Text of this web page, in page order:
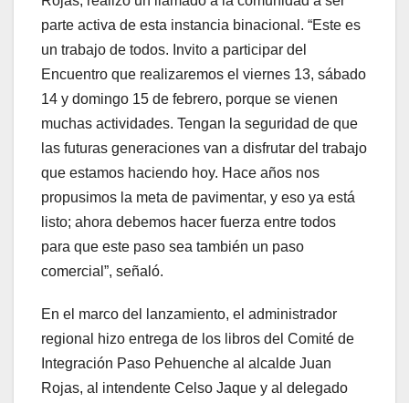
parte activa de esta instancia binacional. “Este es
un trabajo de todos. Invito a participar del
Encuentro que realizaremos el viernes 13, sábado
14 y domingo 15 de febrero, porque se vienen
muchas actividades. Tengan la seguridad de que
las futuras generaciones van a disfrutar del trabajo
que estamos haciendo hoy. Hace años nos
propusimos la meta de pavimentar, y eso ya está
listo; ahora debemos hacer fuerza entre todos
para que este paso sea también un paso
comercial”, señaló.
En el marco del lanzamiento, el administrador
regional hizo entrega de los libros del Comité de
Integración Paso Pehuenche al alcalde Juan
Rojas, al intendente Celso Jaque y al delegado